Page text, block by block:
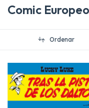
Comic Europeo
Ordenar